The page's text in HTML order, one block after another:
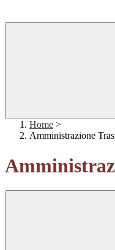
Home >
Amministrazione